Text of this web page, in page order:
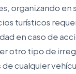
organizando
turísticos
en caso de
otro tipo de
cualquier